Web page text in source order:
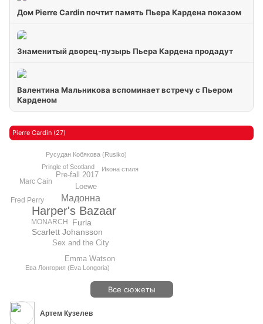
Дом Pierre Cardin почтит память Пьера Кардена показом
Знаменитый дворец-пузырь Пьера Кардена продадут
Валентина Мальникова вспоминает встречу с Пьером
Карденом
Pierre Cardin (27)
Harper's Bazaar
Мадонна
Furla
Scarlett Johansson
Loewe
Pre-fall 2017
Sex and the City
Emma Watson
Marc Cain
Fred Perry
MONARCH
Pringle of Scotland
Ева Лонгория (Eva Longoria)
Русудан Кобякова (Rusiko)
Икона стиля
Все сюжеты
Артем Кузелев